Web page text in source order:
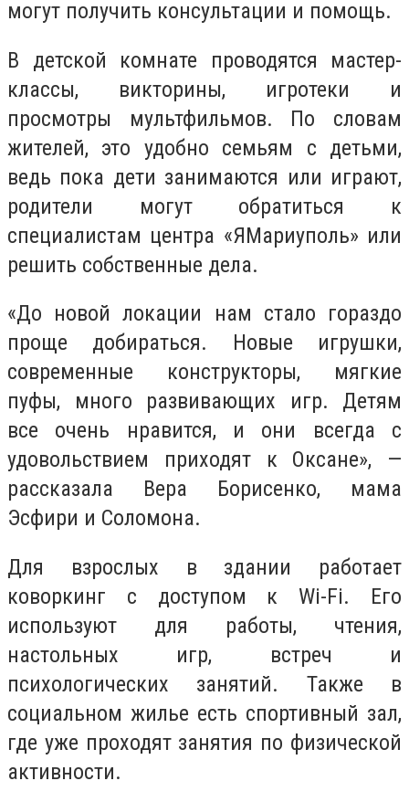
могут получить консультации и помощь.
В детской комнате проводятся мастер-
классы, викторины, игротеки и
просмотры мультфильмов. По словам
жителей, это удобно семьям с детьми,
ведь пока дети занимаются или играют,
родители могут обратиться к
специалистам центра «ЯМариуполь» или
решить собственные дела.
«До новой локации нам стало гораздо
проще добираться. Новые игрушки,
современные конструкторы, мягкие
пуфы, много развивающих игр. Детям
все очень нравится, и они всегда с
удовольствием приходят к Оксане», —
рассказала Вера Борисенко, мама
Эсфири и Соломона.
Для взрослых в здании работает
коворкинг с доступом к Wi-Fi. Его
используют для работы, чтения,
настольных игр, встреч и
психологических занятий. Также в
социальном жилье есть спортивный зал,
где уже проходят занятия по физической
активности.